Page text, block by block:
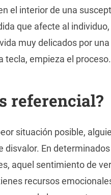
el interior de una
que afecte al
muy delicados por
tecla, empieza el proceso.
referencial?
situación posible,
disvalor. En
aquel sentimiento de
recursos